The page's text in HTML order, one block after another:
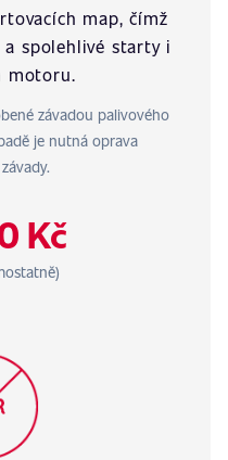
map, čímž
spolehlivé starty i
motoru.
závadou palivového
je nutná oprava
Kč